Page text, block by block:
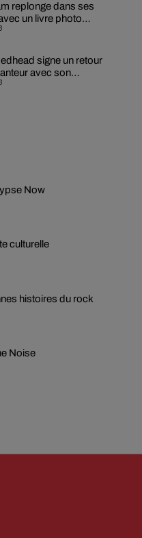
replonge dans ses
un livre photo
signe un retour
avec son
single
Now
culturelle
histoires du rock
Noise